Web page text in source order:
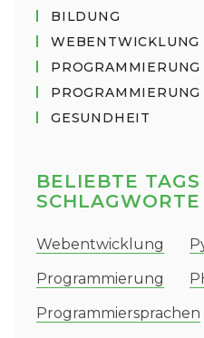
BILDUNG
WEBENTWICKLUNG
GESUNDHEIT
BELIEBTE
SCHLAGWORTE
Webentwicklung
Programmierung
Programmiersprachen